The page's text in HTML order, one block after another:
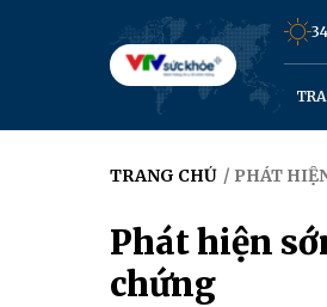
TRANG CHỦ / PHÁT
Phát hiện
chứng